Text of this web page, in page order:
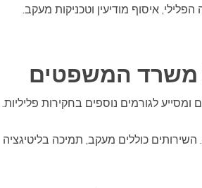
איסוף מודיעין וטכניקות מעקב.
משרד המשפטים
לגורמים נוספים בחקירות פליליות.
כוללים מעקב, תמיכה בליטיגציה